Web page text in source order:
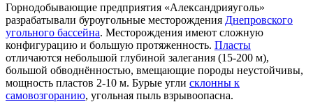
Горнодобывающие предприятия «Александрияуголь»
разрабатывали буроугольные месторождения Днепровского
угольного бассейна. Месторождения имеют сложную
конфигурацию и большую протяженность. Пласты
отличаются небольшой глубиной залегания (15-200 м),
большой обводнённостью, вмещающие породы неустойчивы,
мощность пластов 2-10 м. Бурые угли склонны к
самовозгоранию, угольная пыль взрывоопасна.